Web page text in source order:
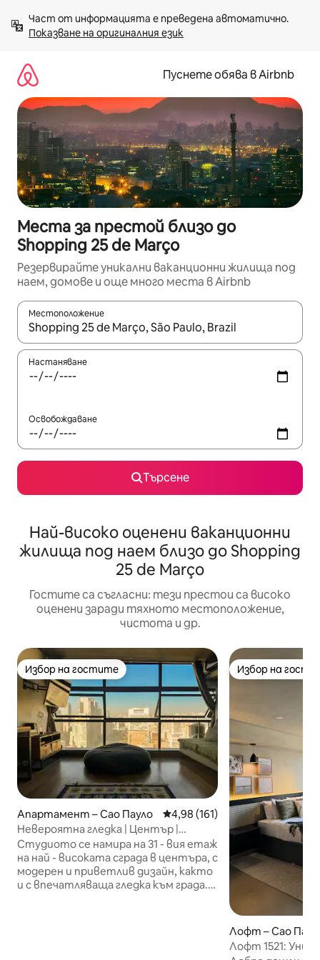
към
съдържанието
Показване на оригиналния език
Пуснете обява в Airbnb
Места за престой близо до
Shopping 25 de Março
Резервирайте уникални ваканционни жилища под
наем, домове и още много места в Airbnb
Местоположение
Когато резултатите се покажат, използвайте
Настаняване
Освобождаване
Търсене
Най-високо оценени ваканционни
жилища под наем близо до Shopping
25 de Março
Гостите са съгласни: тези престои са високо
оценени заради тяхното местоположение,
чистота и др.
Избор на гостите
Избор на гостите
Апартамент – Сао Пауло Средна оценка: 4,98 от 5,
4,98 (161)
Невероятна гледка | Център |
Дизайнерско студио | 31-ви етаж
Студиото се намира на 31 - вия етаж
на най - високата сграда в центъра, с
модерен и приветлив дизайн, както
и с впечатляваща гледка към града.
Избор на
Избор на
Лофт – Сао
Лофт 1521: